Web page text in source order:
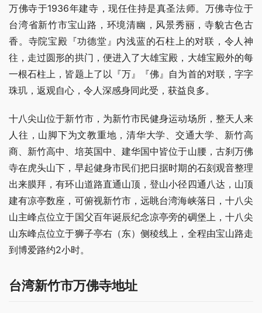
万佛寺于1936年建寺，现任住持是真圣法师。万佛寺位于
台湾省新竹市宝山路，环境清幽，风景秀丽，寺貌古色古
香。寺院宝殿『功德堂』内浅蓝的石柱上的对联，令人神
往，走过圆形的拱门，便进入了大雄宝殿，大雄宝殿外的每
一根石柱上，皆题上了以『万』『佛』自为首的对联，字字
珠玑，返观自心，令人深感身同此受，获益良多。
十八尖山位于新竹市，为新竹市民健身运动场所，整天人来
人往，山脚下为文教重地，清华大学、交通大学、新竹高
商、新竹高中、培英国中、建华国中皆位于山腰，古刹万佛
寺在虎头山下，早起健身市民们把日据时期的石刻观音整理
出来膜拜，有环山道路直通山顶，登山小径四通八达，山顶
建有凉亭数座，可俯视新竹市，远眺台湾海峡落日，十八尖
山主峰点位立于国父百年诞辰纪念凉亭旁的碉堡上，十八尖
山东峰点位立于狮子亭右（东）侧稜线上，全程由宝山路走
到博爱路约2小时。
台湾新竹市万佛寺地址